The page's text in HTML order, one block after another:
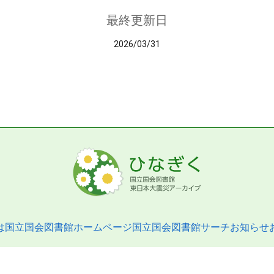
最終更新日
2026/03/31
国立国会図書館ホームページ国立国会図書館サーチお知らせ